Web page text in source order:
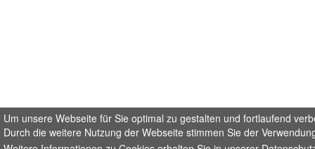
Um unsere Webseite für Sie optimal zu gestalten und fortlaufend
Durch die weitere Nutzung der Webseite stimmen Sie der